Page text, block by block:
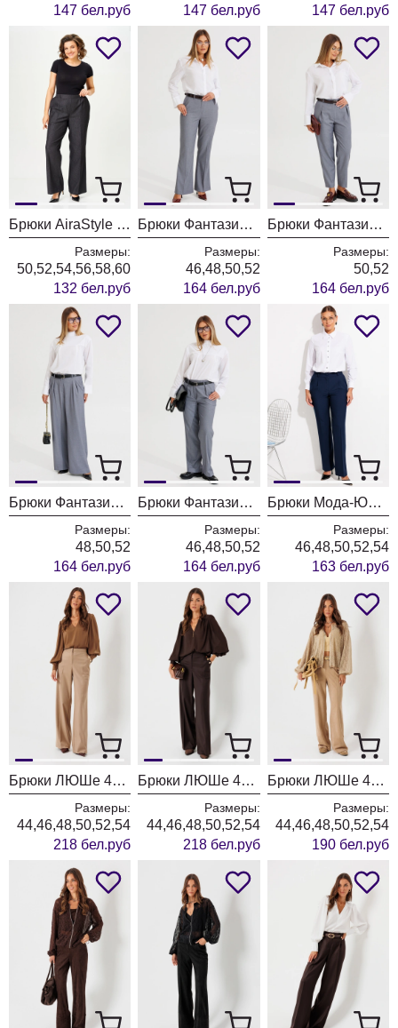
147 бел.руб
147 бел.руб
147 бел.руб
Брюки AiraStyle 24019 графит
Размеры:
50,52,54,56,58,60
132 бел.руб
Брюки Фантазия Мод 4874/1
Размеры:
46,48,50,52
164 бел.руб
Брюки Фантазия Мод 4873/1
Размеры:
50,52
164 бел.руб
Брюки Фантазия Мод 4872/1
Размеры:
48,50,52
164 бел.руб
Брюки Фантазия Мод 4871/1
Размеры:
46,48,50,52
164 бел.руб
Брюки Мода-Юрс 26-2895 синий
Размеры:
46,48,50,52,54
163 бел.руб
Брюки ЛЮШе 4468 песок
Размеры:
44,46,48,50,52,54
218 бел.руб
Брюки ЛЮШе 4468 коричневый
Размеры:
44,46,48,50,52,54
218 бел.руб
Брюки ЛЮШе 4466
Размеры:
44,46,48,50,52,54
190 бел.руб